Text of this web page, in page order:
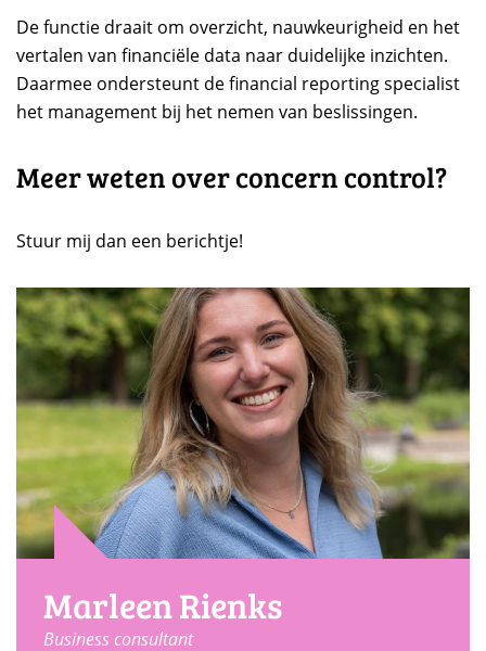
De functie draait om overzicht, nauwkeurigheid en het
vertalen van financiële data naar duidelijke inzichten.
Daarmee ondersteunt de financial reporting specialist
het management bij het nemen van beslissingen.
Meer weten over concern control?
Stuur mij dan een berichtje!
Marleen Rienks
Business consultant